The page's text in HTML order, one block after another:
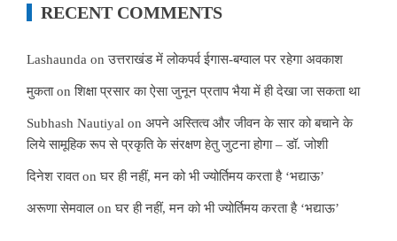
RECENT COMMENTS
Lashaunda onउत्तराखंड में लोकपर्व ईगास-बग्वाल पर रहेगा अवकाश
मुकताonशिक्षा प्रसार का ऐसा जुनून प्रताप भैया में ही देखा जा सकता था
Subhash Nautiyal on अपने अस्तित्व और जीवन के सार को बचाने के
लिये सामूहिक रूप से प्रकृति के संरक्षण हेतु जुटना होगा – डॉ. जोशी
दिनेश रावतonघर ही नहीं, मन को भी ज्योर्तिमय करता है ‘भद्याऊ’
अरूणा सेमवाल onघर ही नहीं, मन को भी ज्योर्तिमय करता है ‘भद्याऊ’